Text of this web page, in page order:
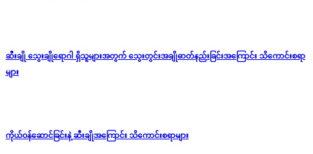
ဆီးချို သွေးချိုရောဂါ ရှိသူများအတွက် သွေးတွင်းအချိုဓာတ်နည်းခြင်းအကြောင်း သိကောင်းစရာ
များ
ကိုယ်ဝန်ဆောင်ခြင်းနဲ့ ဆီးချိုအကြောင်း သိကောင်းစရာများ